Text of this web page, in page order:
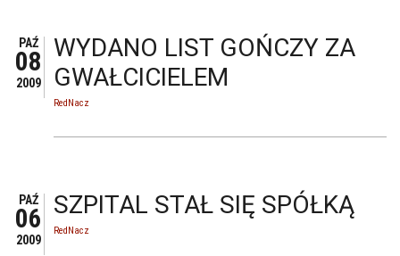
PAŹ
08
2009
WYDANO LIST GOŃCZY ZA
GWAŁCICIELEM
RedNacz
PAŹ
06
2009
SZPITAL STAŁ SIĘ SPÓŁKĄ
RedNacz